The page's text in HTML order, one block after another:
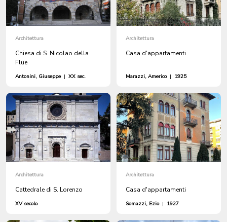
Architettura
Chiesa di S. Nicolao della
Flüe
Antonini, Giuseppe | XX sec.
Architettura
Casa d'appartamenti
Marazzi, Americo | 1925
Architettura
Cattedrale di S. Lorenzo
XV secolo
Architettura
Casa d'appartamenti
Somazzi, Ezio | 1927